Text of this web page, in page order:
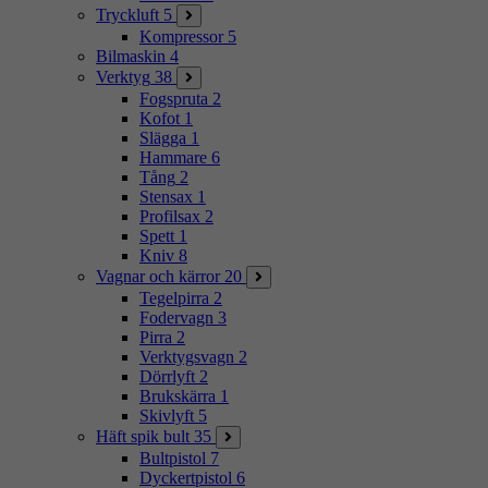
Tryckluft 5
Kompressor 5
Bilmaskin 4
Verktyg 38
Fogspruta 2
Kofot 1
Slägga 1
Hammare 6
Tång 2
Stensax 1
Profilsax 2
Spett 1
Kniv 8
Vagnar och kärror 20
Tegelpirra 2
Fodervagn 3
Pirra 2
Verktygsvagn 2
Dörrlyft 2
Brukskärra 1
Skivlyft 5
Häft spik bult 35
Bultpistol 7
Dyckertpistol 6